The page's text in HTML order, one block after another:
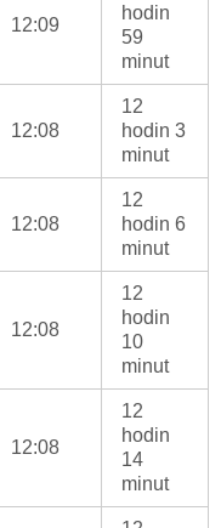
12:09
hodin
59
minut
12:08
12
hodin 3
minut
12:08
12
hodin 6
minut
12:08
12
hodin
10
minut
12:08
12
hodin
14
minut